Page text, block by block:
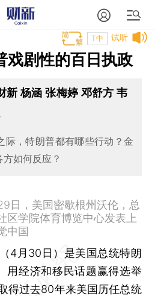
试听
T中
戏剧性的百日执政
新 杨涵 张梅婷 邓舒方 韦
际，特朗普都有哪些行动？金
如何反应？
日，美国密歇根州沃伦，总
区学院体育博览中心发表上
中国
4月30日）是美国总统特朗
用经济和移民话题赢得选举
得过去80年来美国历任总统